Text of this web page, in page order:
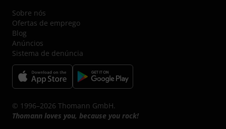
Sobre nós
Ofertas de emprego
Blog
Anúncios
Sistema de denúncia
© 1996–2026 Thomann GmbH.
Thomann loves you, because you rock!